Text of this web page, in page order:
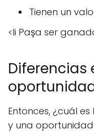
Tienen un
<li Paşa ser
Diferencias
Entonces, ¿cuál
y una